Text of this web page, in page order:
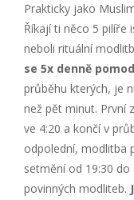
Prakticky jako
Říkají ti něco 5 pilíře
neboli rituální
se 5x denně
průběhu kterých, je
než pět minut. První
ve 4:20 a končí v
odpolední, modlitba
setmění od 19:30
povinných modliteb.